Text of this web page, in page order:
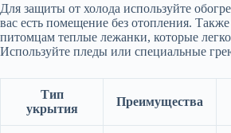
Для защиты от холода используйте
вас есть помещение без отопления. Также
питомцам теплые лежанки, которые легко
Используйте пледы или специальные
Тип
укрытия
Преимущества